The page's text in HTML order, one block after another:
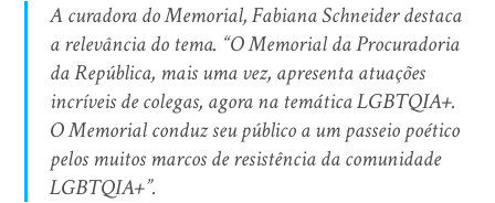
A curadora do Memorial, Fabiana Schneider destaca
a relevância do tema. “O Memorial da Procuradoria
da República, mais uma vez, apresenta atuações
incríveis de colegas, agora na temática LGBTQIA+.
O Memorial conduz seu público a um passeio poético
pelos muitos marcos de resistência da comunidade
LGBTQIA+”.